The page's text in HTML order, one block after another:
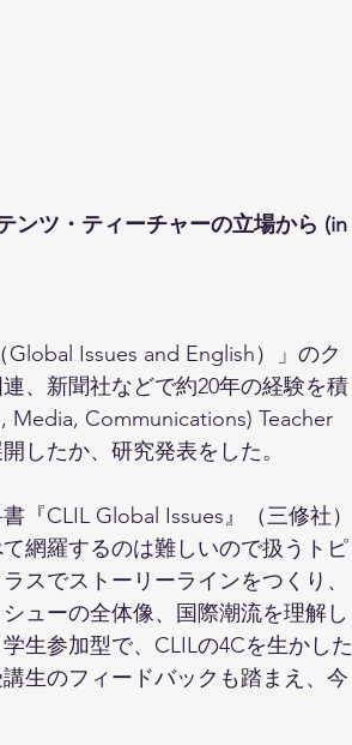
ンツ・ティーチャーの立場から (in
Issues and English）」のク
、新聞社などで約20年の経験を積
Media, Communications) Teacher
したか、研究発表をした。
『CLIL Global Issues』（三修社）
網羅するのは難しいので扱うトピ
スでストーリーラインをつくり、
ューの全体像、国際潮流を理解し
生参加型で、CLILの4Cを生かした
生のフィードバックも踏まえ、今